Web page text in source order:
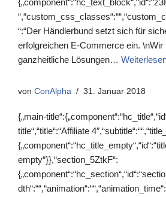
“:“Der Händlerbund setzt sich für
erfolgreichen E-Commerce ein. \nWir
ganzheitliche Lösungen…
von ConAlpha 31. Januar 2018
{„main-
title“,“title“:“Affiliate
empty“}},“section_5ZtkF“: